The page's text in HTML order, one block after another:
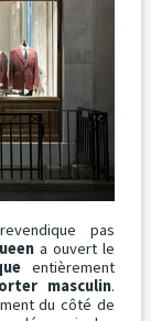
pas
a ouvert le
entièrement
masculin.
du côté de